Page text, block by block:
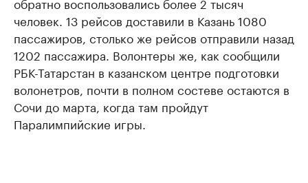
человек. 13 рейсов доставили в Казань 1080
пассажиров, столько же рейсов отправили назад
1202 пассажира. Волонтеры же, как сообщили
РБК-Татарстан в казанском центре подготовки
волонетров, почти в полном состеве остаются в
Сочи до марта, когда там пройдут
Паралимпийские игры.